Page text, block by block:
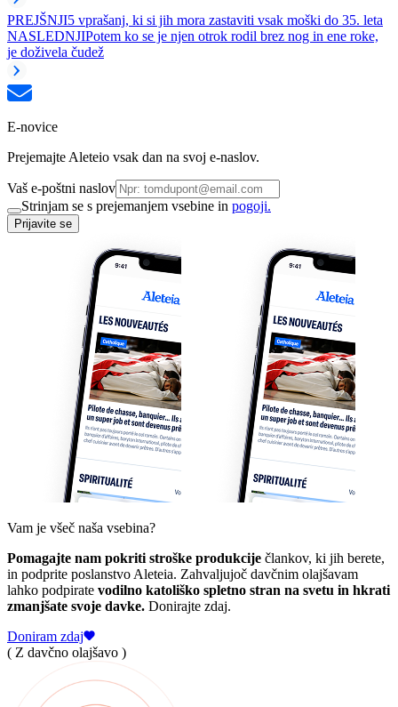
PREJŠNJI5 vprašanj, ki si jih mora zastaviti vsak moški do 35. leta
NASLEDNJIPotem ko se je njen otrok rodil brez nog in ene roke,
je doživela čudež
E-novice
Prejemajte Aleteio vsak dan na svoj e-naslov.
Vaš e-poštni naslov
Strinjam se s prejemanjem vsebine in pogoji.
Prijavite se
Vam je všeč naša vsebina?
Pomagajte nam pokriti stroške produkcije člankov, ki jih berete,
in podprite poslanstvo Aleteia. Zahvaljujoč davčnim olajšavam
lahko podpirate vodilno katoliško spletno stran na svetu in hkrati
zmanjšate svoje davke. Donirajte zdaj.
Doniram zdaj
( Z davčno olajšavo )